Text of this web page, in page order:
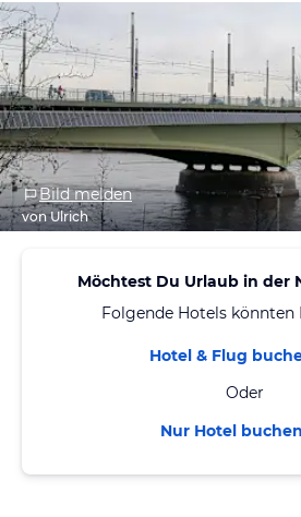
Bild melden
von Ulrich
Möchtest Du Urlaub in der
Folgende Hotels könnten
Hotel & Flug
Oder
Nur Hotel buchen